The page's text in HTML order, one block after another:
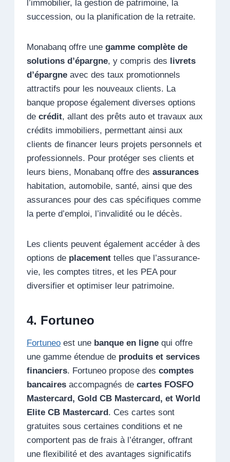
l’immobilier, la gestion de patrimoine, la
succession, ou la planification de la retraite.
Monabanq offre une gamme complète de
solutions d’épargne, y compris des livrets
d’épargne avec des taux promotionnels
attractifs pour les nouveaux clients. La
banque propose également diverses options
de crédit, allant des prêts auto et travaux aux
crédits immobiliers, permettant ainsi aux
clients de financer leurs projets personnels et
professionnels. Pour protéger ses clients et
leurs biens, Monabanq offre des assurances
habitation, automobile, santé, ainsi que des
assurances pour des cas spécifiques comme
la perte d’emploi, l’invalidité ou le décès.
Les clients peuvent également accéder à des
options de placement telles que l’assurance-
vie, les comptes titres, et les PEA pour
diversifier et optimiser leur patrimoine.
4. Fortuneo
Fortuneo est une banque en ligne qui offre
une gamme étendue de produits et services
financiers. Fortuneo propose des comptes
bancaires accompagnés de cartes FOSFO
Mastercard, Gold CB Mastercard, et World
Elite CB Mastercard. Ces cartes sont
gratuites sous certaines conditions et ne
comportent pas de frais à l’étranger, offrant
une flexibilité et des avantages significatifs